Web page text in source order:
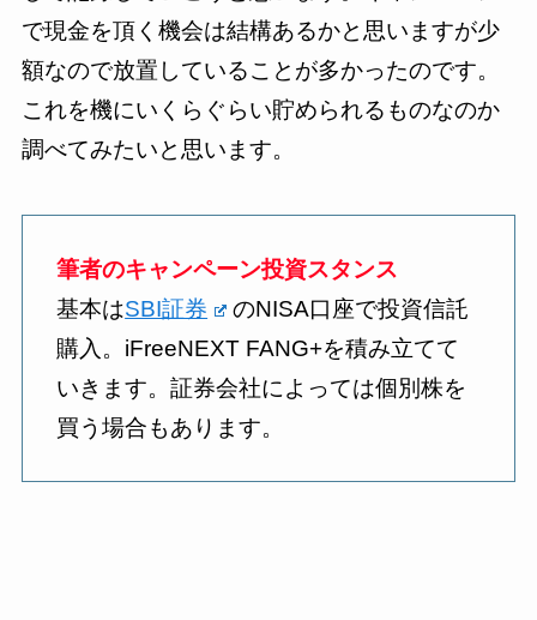
で現金を頂く機会は結構あるかと思いますが少
額なので放置していることが多かったのです。
これを機にいくらぐらい貯められるものなのか
調べてみたいと思います。
筆者のキャンペーン投資スタンス
基本はSBI証券
のNISA口座で投資信託
購入。iFreeNEXT FANG+を積み立てて
いきます。証券会社によっては個別株を
買う場合もあります。